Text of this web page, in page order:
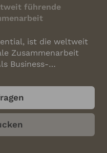
führende
ist die weltweit
Zusammenarbeit
Business-
voran, sodass
den
Arbeitsmarkts